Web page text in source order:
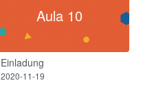
Aula 10
Einladung
2020-11-19